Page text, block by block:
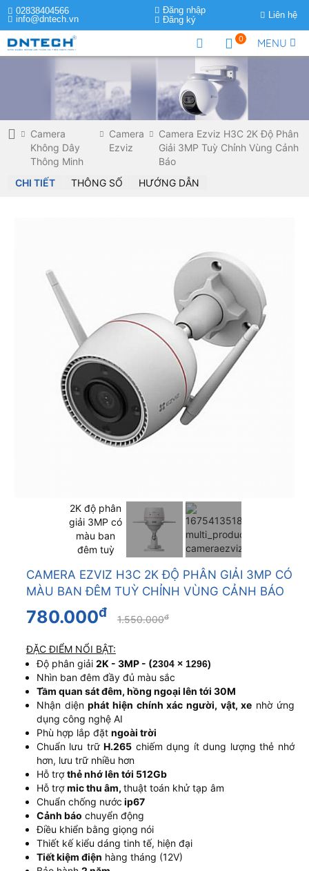
02838404566
info@dntech.vn
Đăng nhập
Đăng ký
Liên hệ
MENU
0
Camera
Không Dây
Thông Minh
Camera
Ezviz
Camera Ezviz H3C 2K Độ Phân
Giải 3MP Tuỳ Chỉnh Vùng Cảnh
Báo
CHI TIẾT
THÔNG SỐ HƯỚNG DẪN
CAMERA EZVIZ H3C 2K ĐỘ PHÂN GIẢI 3MP CÓ
MÀU BAN ĐÊM TUỲ CHỈNH VÙNG CẢNH BÁO
780.000đ 1.550.000đ
ĐẶC ĐIỂM NỔI BẬT:
Độ phân giải 2K - 3MP - (2304 × 1296)
Nhìn ban đêm đầy đủ màu sắc
Tầm quan sát đêm, hồng ngoại lên tới 30M
Nhận diệnphát hiện chính xác người, vật, xe nhờ ứng
dụng công nghệ AI
Phù hợp lắp đặt ngoài trời
Chuẩn lưu trữH.265 chiếm dụng ít dung lượng thẻ nhớ
hơn, lưu trữ nhiều hơn
Hỗ trợthẻ nhớ lên tới 512Gb
Hỗ trợmic thu âm, thuật toán khử tạp âm
Chuẩn chống nước ip67
Cảnh báo chuyển động
Điều khiển bằng giọng nói
Thiết kế kiểu dáng tinh tế, hiện đại
Tiết kiệm điện hàng tháng (12V)